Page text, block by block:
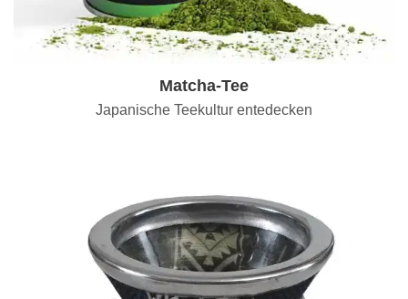
Matcha-Tee
Japanische Teekultur entedecken